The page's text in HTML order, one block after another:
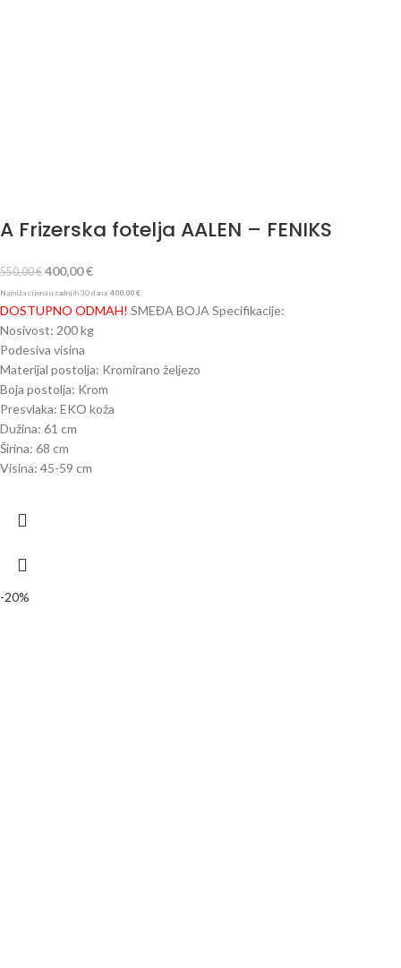
A Frizerska fotelja AALEN – FENIKS
550,00€ 400,00€
Najniža cijena u zadnjih 30 dana: 400,00 €
DOSTUPNO ODMAH! SMEĐA BOJA Specifikacije:
Nosivost: 200 kg
Podesiva visina
Materijal postolja: Kromirano željezo
Boja postolja: Krom
Presvlaka: EKO koža
Dužina: 61 cm
Širina: 68 cm
Visina: 45-59 cm
-20%